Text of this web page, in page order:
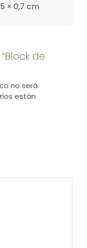
× 0,7 cm
de
no será
están